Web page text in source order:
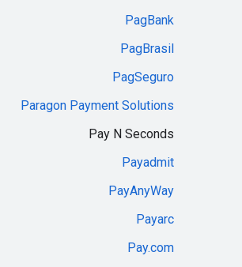
PagBank
PagBrasil
PagSeguro
Paragon Payment Solutions
Pay N Seconds
Payadmit
PayAnyWay
Payarc
Pay.com